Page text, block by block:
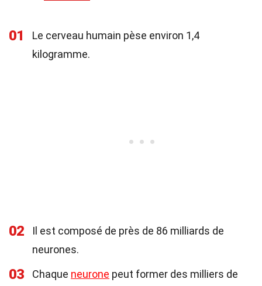
01
Le cerveau humain pèse environ 1,4
kilogramme.
02
Il est composé de près de 86 milliards de
neurones.
03 Chaque neurone peut former des milliers de